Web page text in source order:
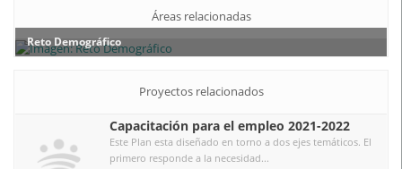
Áreas relacionadas
Reto Demográfico
Proyectos relacionados
Capacitación para el empleo 2021-2022
Este Plan esta diseñado en torno a dos ejes temáticos. El
primero responde a la necesidad...